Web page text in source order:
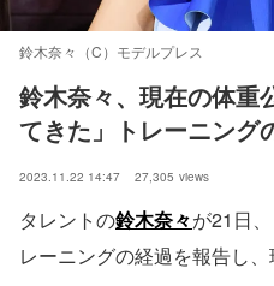
鈴木奈々（C）モデルプレス
鈴木奈々、現在の体重
てきた」トレーニング
2023.11.22 14:47 27,305 views
タレントの鈴木奈々が21日
レーニングの経過を報告し、